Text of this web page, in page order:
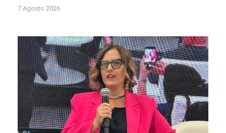
7 Agosto 2026